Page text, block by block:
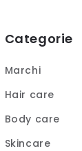
Categorie
Marchi
Hair care
Body care
Skincare